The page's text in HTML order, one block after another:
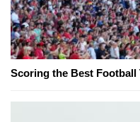
Scoring the Best Football